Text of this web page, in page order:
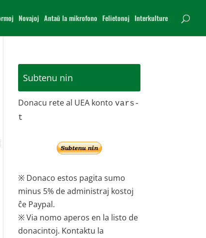
Novajoj Antaŭ la mikrofono Felietonoj Interkulture
Subtenu nin
Donacu rete al UEA kontovars-
t
※ Donaco estos pagita sumo
minus 5% de administraj kostoj
ĉe Paypal.
※ Via nomo aperos en la listo de
donacintoj. Kontaktu la